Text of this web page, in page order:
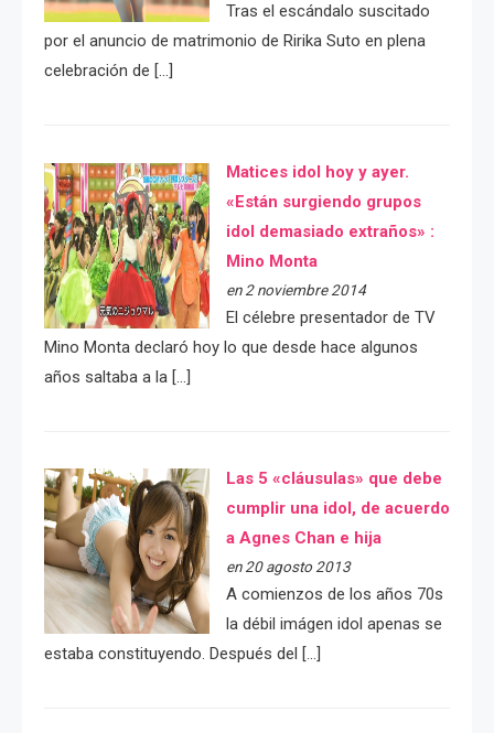
Tras el escándalo suscitado
por el anuncio de matrimonio de Ririka Suto en plena
celebración de […]
Matices idol hoy y ayer.
«Están surgiendo grupos
idol demasiado extraños» :
Mino Monta
en 2 noviembre 2014
El célebre presentador de TV
Mino Monta declaró hoy lo que desde hace algunos
años saltaba a la […]
Las 5 «cláusulas» que debe
cumplir una idol, de acuerdo
a Agnes Chan e hija
en 20 agosto 2013
A comienzos de los años 70s
la débil imágen idol apenas se
estaba constituyendo. Después del […]